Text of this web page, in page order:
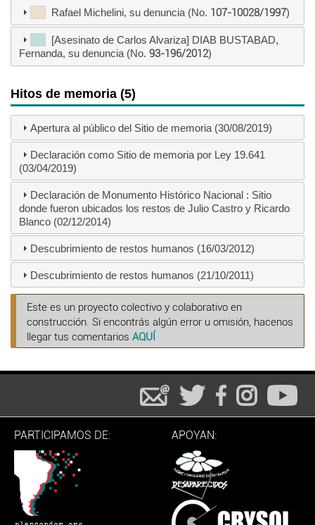
Rafael Michelini, su denuncia (No. 107-10028/1997)
[Asesinato de Carlos Alvariza] DIAB BUSTABAD,
Fernanda, su denuncia (No. 93-196/2012)
Hitos de memoria (5)
Apertura al público del Sitio de memoria (30/08/2019)
Declaración como Sitio de memoria por Ley 19.641
(03/04/2019)
Declaración de Monumento Histórico Nacional : Sitio
donde fueron ubicados los restos de Julio Castro y Ricardo
Blanco (02/12/2014)
Descubrimiento de restos humanos (16/03/2012)
Descubrimiento de restos humanos (21/10/2011)
Este es un proyecto colectivo y colaborativo en
construcción. Si encontrás algún error u omisión, hacenos
llegar tus comentarios AQUÍ
PARTICIPAMOS DE: APOYAN: